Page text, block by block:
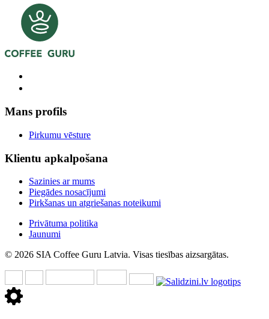
Mans profils
Pirkumu vēsture
Klientu apkalpošana
Sazinies ar mums
Piegādes nosacījumi
Pirkšanas un atgriešanas noteikumi
Privātuma politika
Jaunumi
© 2026 SIA Coffee Guru Latvia. Visas tiesības aizsargātas.